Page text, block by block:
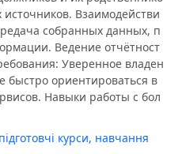
Взаимодействи
собранных данных, п
Ведение отчётност
Уверенное владен
быстро ориентироваться в
Навыки работы с бол
курси, навчання